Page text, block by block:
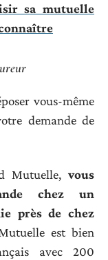
sa mutuelle
vous-même
demande de
Mutuelle, vous
chez un
près de chez
est bien
avec 200